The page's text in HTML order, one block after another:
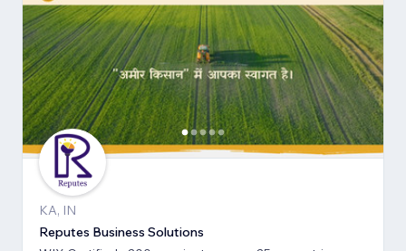
KA, IN
Reputes Business Solutions